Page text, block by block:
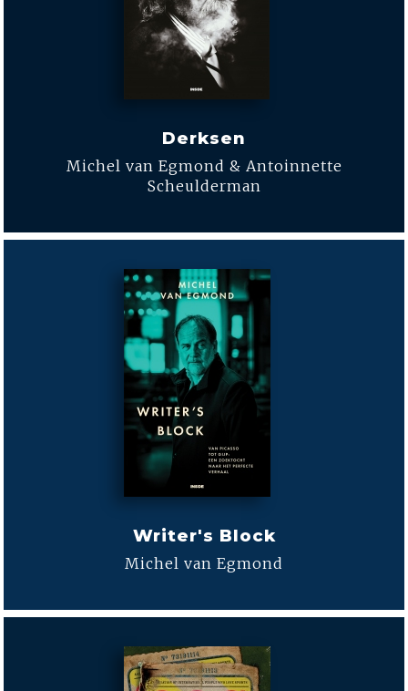
Derksen
Michel van Egmond & Antoinnette
Scheulderman
Writer's Block
Michel van Egmond